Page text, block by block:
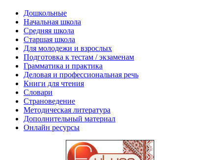
Дошкольные
Начальная школа
Средняя школа
Cтаршая школа
Для молодежи и взрослых
Подготовка к тестам / экзаменам
Грамматика и практика
Деловая и профессиональная речь
Книги для чтения
Словари
Страноведение
Методическая литература
Дополнительный материал
Онлайн ресурсы